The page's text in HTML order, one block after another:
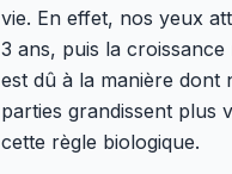
vie. En effet, nos yeux
3 ans, puis la
est dû à la manière dont
parties grandissent plus
cette règle biologique.